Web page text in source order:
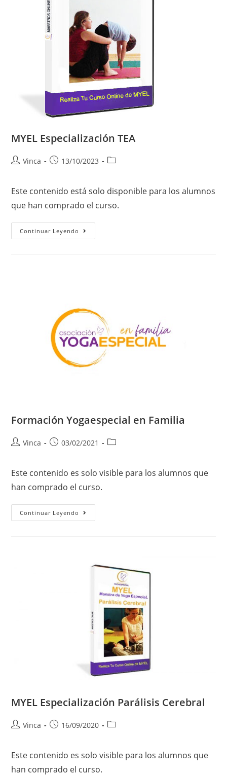
MYEL Especialización TEA
Vinca 13/10/2023
Este contenido está solo disponible para los alumnos
que han comprado el curso.
Continuar Leyendo
Formación Yogaespecial en Familia
Vinca 03/02/2021
Este contenido es solo visible para los alumnos que
han comprado el curso.
Continuar Leyendo
MYEL Especialización Parálisis Cerebral
Vinca 16/09/2020
Este contenido es solo visible para los alumnos que
han comprado el curso.